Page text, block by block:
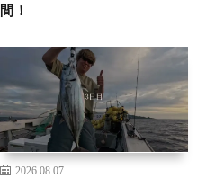
間！
2026.08.07